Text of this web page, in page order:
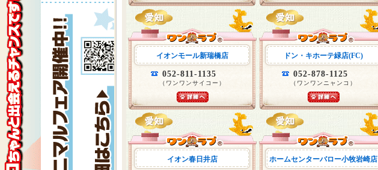
イオンモール新瑞橋店
052-811-1135
（ワンワンサイコー）
ドン・キホーテ緑店(FC)
052-878-1125
（ワンワンニャンコ）
イオン春日井店 ホームセンターバロー小牧岩崎店